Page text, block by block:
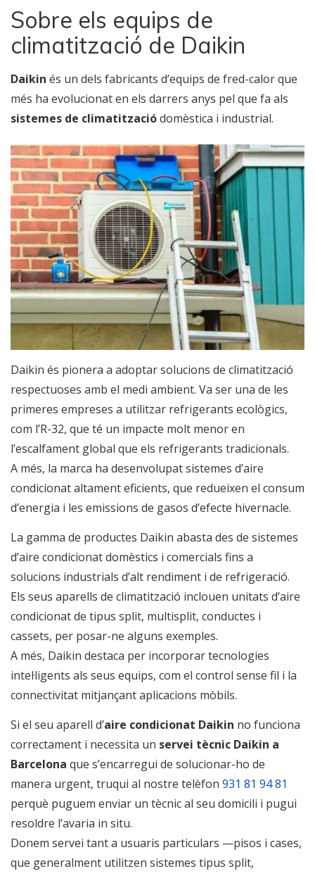
Sobre els equips de
climatització de Daikin
Daikin és un dels fabricants d’equips de fred-calor que
més ha evolucionat en els darrers anys pel que fa als
sistemes de climatitzaciódomèstica i industrial.
Daikin és pionera a adoptar solucions de climatització
respectuoses amb el medi ambient. Va ser una de les
primeres empreses a utilitzar refrigerants ecològics,
com l’R-32, que té un impacte molt menor en
l’escalfament global que els refrigerants tradicionals.
A més, la marca ha desenvolupat sistemes d’aire
condicionat altament eficients, que redueixen el consum
d’energia i les emissions de gasos d’efecte hivernacle.
La gamma de productes Daikin abasta des de sistemes
d’aire condicionat domèstics i comercials fins a
solucions industrials d’alt rendiment i de refrigeració.
Els seus aparells de climatització inclouen unitats d’aire
condicionat de tipus split, multisplit, conductes i
cassets, per posar-ne alguns exemples.
A més, Daikin destaca per incorporar tecnologies
intel·ligents als seus equips, com el control sense fil i la
connectivitat mitjançant aplicacions mòbils.
Si el seu aparell d’aire condicionat Daikin no funciona
correctament i necessita un servei tècnic Daikin a
Barcelona que s’encarregui de solucionar-ho de
manera urgent, truqui al nostre telèfon 931 81 94 81
perquè puguem enviar un tècnic al seu domicili i pugui
resoldre l’avaria in situ.
Donem servei tant a usuaris particulars —pisos i cases,
que generalment utilitzen sistemes tipus split,